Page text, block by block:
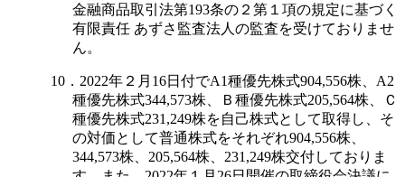
金融商品取引法第193条の２第１項の規定に基づく
有限責任 あずさ監査法人の監査を受けておりませ
ん。
10．2022年２月16日付でA1種優先株式904,556株、A2
種優先株式344,573株、Ｂ種優先株式205,564株、Ｃ
種優先株式231,249株を自己株式として取得し、そ
の対価として普通株式をそれぞれ904,556株、
344,573株、205,564株、231,249株交付しておりま